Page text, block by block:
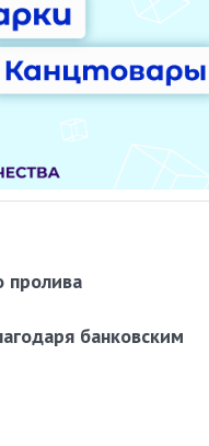
пролива
банковским